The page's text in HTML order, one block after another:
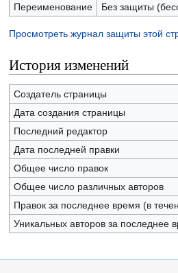
Переименование
Без защиты
Просмотреть журнал защиты этой
История изменений
Создатель страницы
Дата создания страницы
Последний редактор
Дата последней правки
Общее число правок
Общее число различных авторов
Правок за последнее время (в
Уникальных авторов за последнее